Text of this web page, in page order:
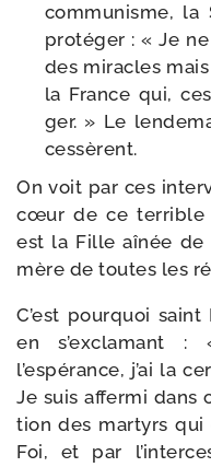
com­mu­nisme, la
pro­té­ger : « Je
des miracles
la France qui,
ger. » Le
cessèrent.
On voit par ces
cœur de ce ter­rible
est la Fille aînée de
mère de toutes les
C’est pour­quoi
en s’exclamant :
l’espérance, j’ai la
Je suis affer­mi
tion des mar­tyrs
Foi, et par